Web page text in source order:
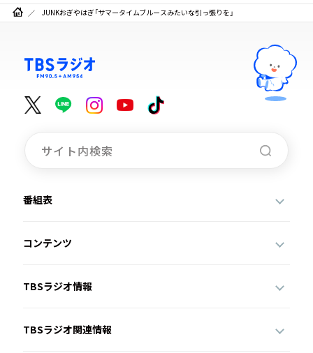
JUNKおぎやはぎ「サマータイムブルースみたいな引っ張りを」
番組表
コンテンツ
TBSラジオ情報
TBSラジオ関連情報